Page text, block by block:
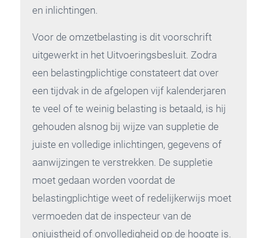
en inlichtingen.
Voor de omzetbelasting is dit voorschrift
uitgewerkt in het Uitvoeringsbesluit. Zodra
een belastingplichtige constateert dat over
een tijdvak in de afgelopen vijf kalenderjaren
te veel of te weinig belasting is betaald, is hij
gehouden alsnog bij wijze van suppletie de
juiste en volledige inlichtingen, gegevens of
aanwijzingen te verstrekken. De suppletie
moet gedaan worden voordat de
belastingplichtige weet of redelijkerwijs moet
vermoeden dat de inspecteur van de
onjuistheid of onvolledigheid op de hoogte is.